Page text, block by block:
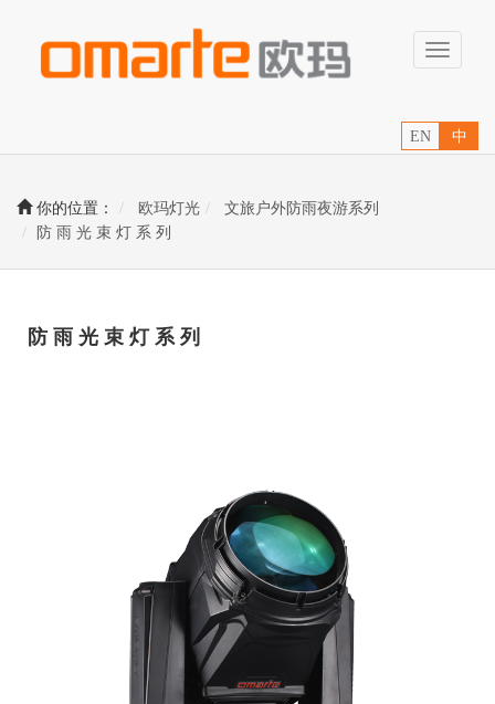
Toggle
EN 中
你的位置： 欧玛灯光
文旅户外防雨夜游系列
防 雨 光 束 灯 系 列
防 雨 光 束 灯 系 列